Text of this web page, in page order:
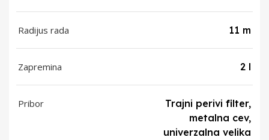
Radijus rada 11 m
Zapremina 2 l
Pribor
Trajni perivi filter,
metalna cev,
univerzalna velika